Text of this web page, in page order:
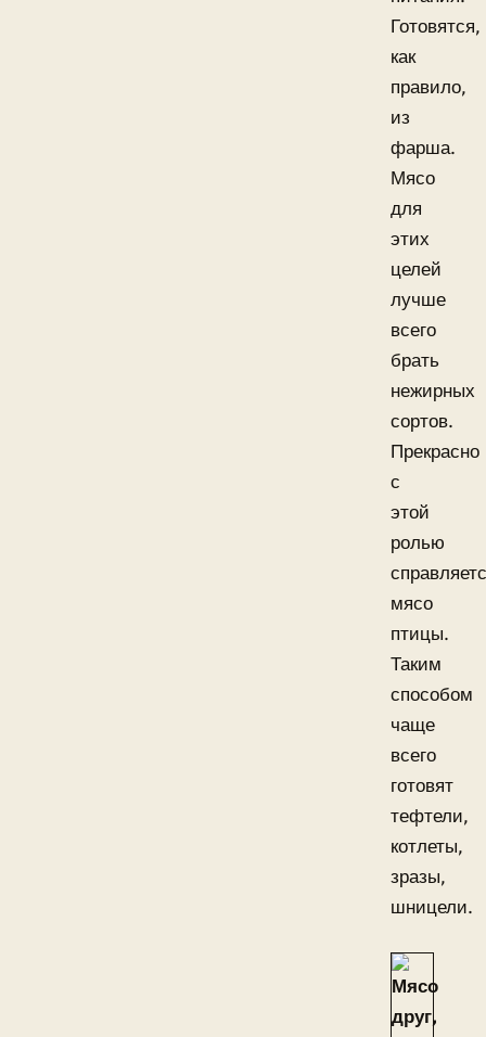
Готовятся,
как
правило,
из
фарша.
Мясо
для
этих
целей
лучше
всего
брать
нежирных
сортов.
Прекрасно
с
этой
ролью
мясо
птицы.
Таким
способом
чаще
всего
готовят
тефтели,
котлеты,
зразы,
шницели.